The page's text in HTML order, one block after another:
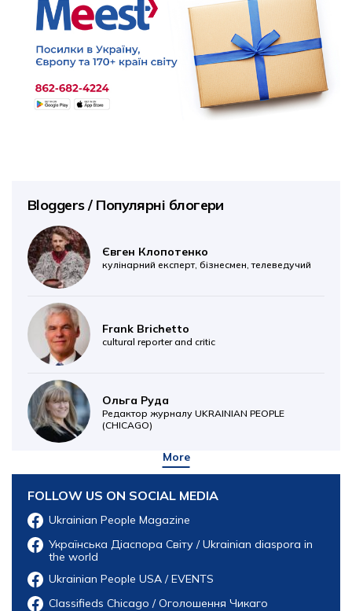
Bloggers / Популярні блогери
Євген Клопотенко
кулінарний експерт, бізнесмен, телеведучий
Frank Brichetto
cultural reporter and critic
Ольга Руда
Редактор журналу UKRAINIAN PEOPLE
(CHICAGO)
More
FOLLOW US ON SOCIAL MEDIA
Ukrainian People Magazine
Українська Діаспора Світу / Ukrainian diaspora in
the world
Ukrainian People USA / EVENTS
Classifieds Chicago / Оголошення Чикаго